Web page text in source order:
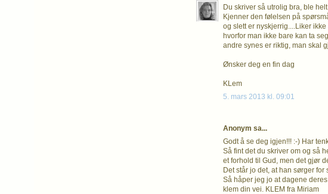
Du skriver så utrolig bra, ble
Kjenner den følelsen på
og slett er nyskjerrig....Liker
hvorfor man ikke bare kan ta
andre synes er riktig, man skal
Ønsker deg en fin dag
KLem
5. mars 2013 kl. 09:01
Anonym sa...
Godt å se deg igjen!!! :-) Har
Så fint det du skriver om og så
et forhold til Gud, men det gjør
Det står jo det, at han sørger for
Så håper jeg jo at dagene
klem din vei. KLEM fra Miriam